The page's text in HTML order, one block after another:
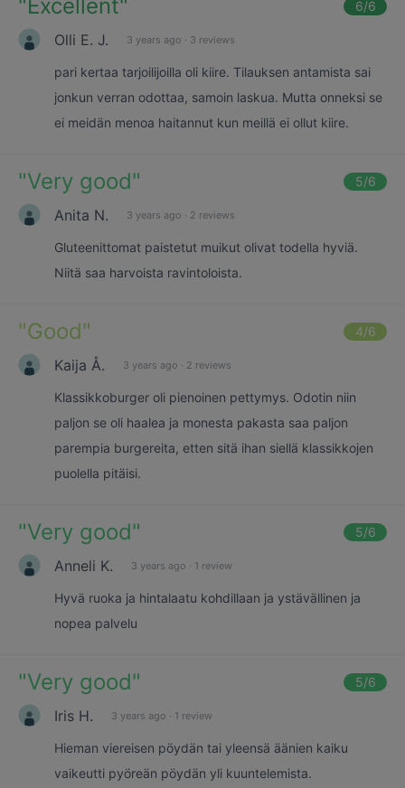
" Excellent" 6/6
Olli E. J. 3 years ago · 3 reviews
pari kertaa tarjoilijoilla oli kiire. Tilauksen antamista sai
jonkun verran odottaa, samoin laskua. Mutta onneksi se
ei meidän menoa haitannut kun meillä ei ollut kiire.
"Very good" 5/6
Anita N. 3 years ago · 2 reviews
Gluteenittomat paistetut muikut olivat todella hyviä.
Niitä saa harvoista ravintoloista.
"Good" 4/6
Kaija Å. 3 years ago · 2 reviews
Klassikkoburger oli pienoinen pettymys. Odotin niin
paljon se oli haalea ja monesta pakasta saa paljon
parempia burgereita, etten sitä ihan siellä klassikkojen
puolella pitäisi.
"Very good" 5/6
Anneli K. 3 years ago · 1 review
Hyvä ruoka ja hintalaatu kohdillaan ja ystävällinen ja
nopea palvelu
"Very good" 5/6
Iris H. 3 years ago · 1 review
Hieman viereisen pöydän tai yleensä äänien kaiku
vaikeutti pyöreän pöydän yli kuuntelemista.